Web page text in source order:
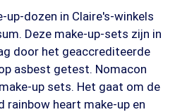
up-dozen in Claire's-winkels
Deze make-up-sets zijn in
door het geaccrediteerde
asbest getest. Nomacon
up sets. Het gaat om de
rainbow heart make-up en